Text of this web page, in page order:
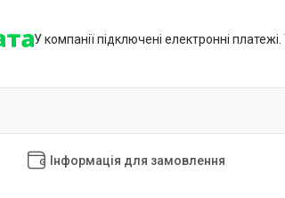
У компанії підключені електронні
Інформація для замовлення